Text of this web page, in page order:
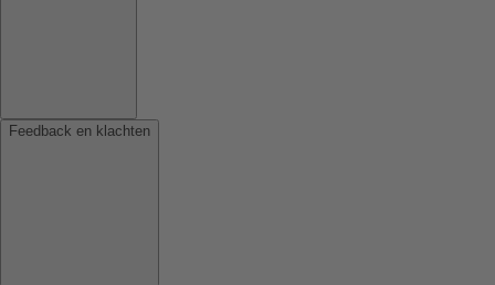
Feedback en klachten